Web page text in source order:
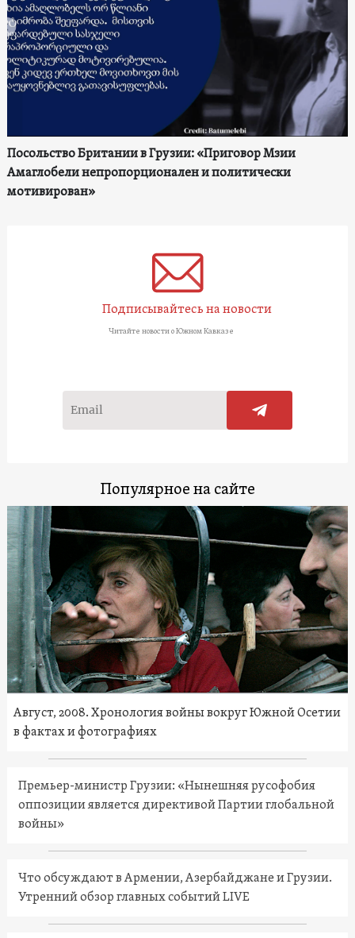
Посольство Британии в Грузии: «Приговор Мзии
Амаглобели непропорционален и политически
мотивирован»
Подписывайтесь на новости
Читайте новости о Южном Кавказе
Популярное на сайте
Август, 2008. Хронология войны вокруг Южной Осетии
в фактах и фотографиях
Премьер-министр Грузии: «Нынешняя русофобия
оппозиции является директивой Партии глобальной
войны»
Что обсуждают в Армении, Азербайджане и Грузии.
Утренний обзор главных событий LIVE